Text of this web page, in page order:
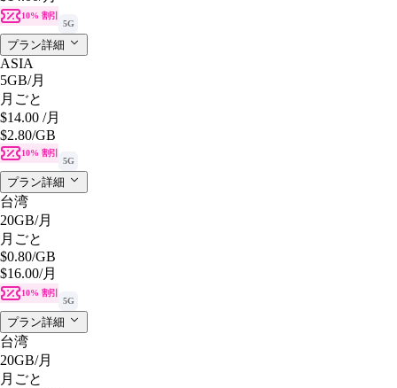
10% 割引
5G
プラン詳細
ASIA
5GB/月
月ごと
$14.00 /月
$2.80/GB
10% 割引
5G
プラン詳細
台湾
20GB/月
月ごと
$0.80/GB
$16.00/月
10% 割引
5G
プラン詳細
台湾
20GB/月
月ごと